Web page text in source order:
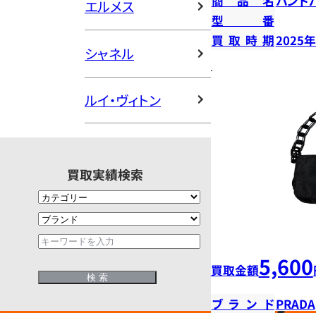
エルメス
シャネル
ルイ・ヴィトン
買取実績検索
型番
買取時期2025
買取金額5,600
ブランドPRADA